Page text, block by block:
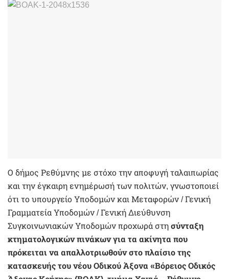
Ο δήμος Ρεθύμνης με στόχο την αποφυγή ταλαιπωρίας
και την έγκαιρη ενημέρωσή των πολιτών, γνωστοποιεί
ότι το υπουργείο Υποδομών και Μεταφορών / Γενική
Γραμματεία Υποδομών / Γενική Διεύθυνση
Συγκοινωνιακών Υποδομών προχωρά στη σύνταξη
κτηματολογικών πινάκων για τα ακίνητα που
πρόκειται να απαλλοτριωθούν στο πλαίσιο της
κατασκευής του νέου Οδικού Άξονα «Βόρειος Οδικός